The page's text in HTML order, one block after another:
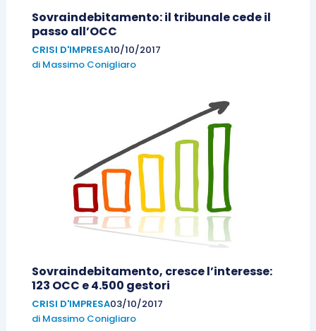
Sovraindebitamento: il tribunale cede il
passo all’OCC
CRISI D'IMPRESA10/10/2017
di Massimo Conigliaro
Sovraindebitamento, cresce l’interesse:
123 OCC e 4.500 gestori
CRISI D'IMPRESA03/10/2017
di Massimo Conigliaro